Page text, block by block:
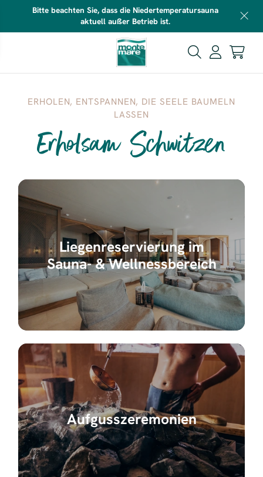
Bitte beachten Sie, dass die Niedertemperatursauna
aktuell außer Betrieb ist.
Erholsam Schwitzen
ERHOLEN, ENTSPANNEN, DIE SEELE BAUMELN
LASSEN
Liegenreservierung im
Sauna- & Wellnessbereich
Aufgusszeremonien